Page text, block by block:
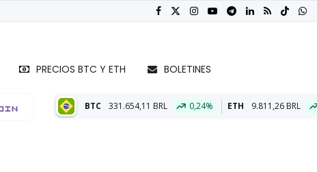
PRECIOS BTC Y ETH BOLETINES
BTC 331.654,11 BRL 0,24% ETH 9.811,26 BRL 0,32%